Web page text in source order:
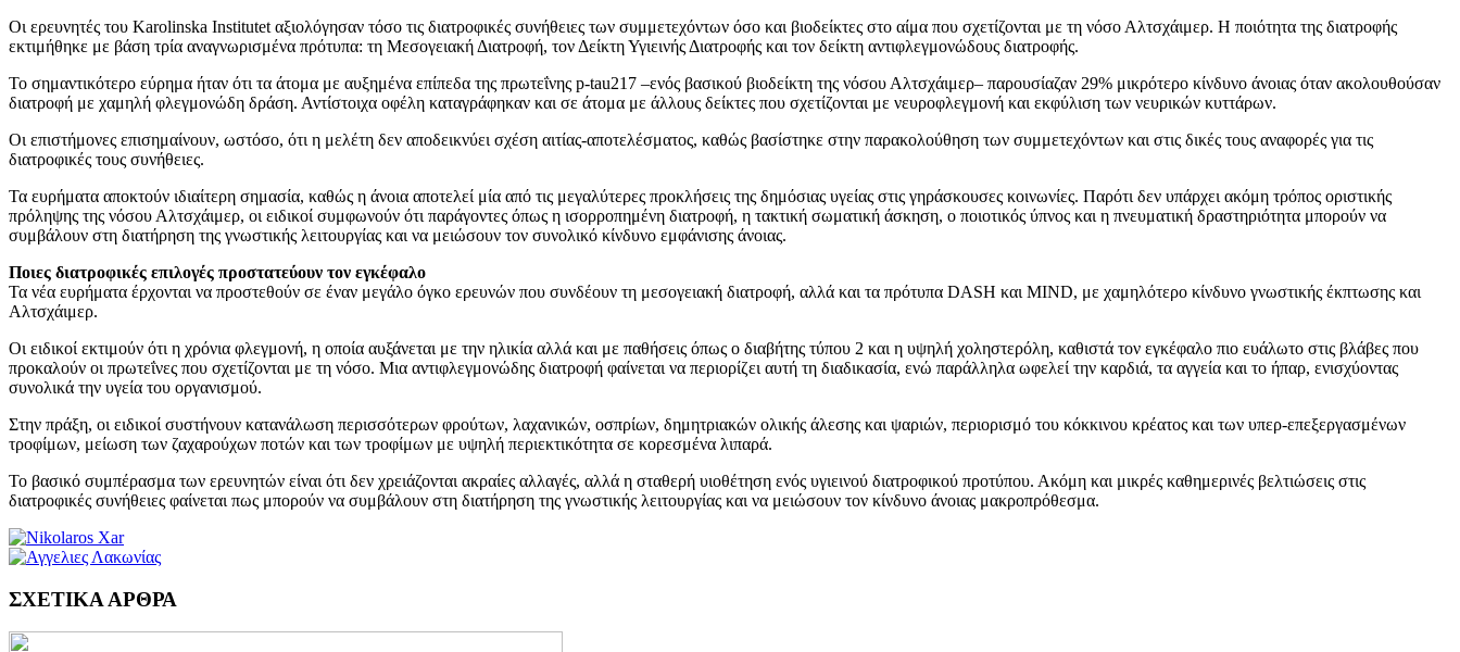
Οι ερευνητές του Karolinska Institutet αξιολόγησαν τόσο τις διατροφικές συνήθειες των συμμετεχόντων όσο και βιοδείκτες στο αίμα που σχετίζονται με τη νόσο Αλτσχάιμερ. Η ποιότητα της διατροφής
εκτιμήθηκε με βάση τρία αναγνωρισμένα πρότυπα: τη Μεσογειακή Διατροφή, τον Δείκτη Υγιεινής Διατροφής και τον δείκτη αντιφλεγμονώδους διατροφής.
Το σημαντικότερο εύρημα ήταν ότι τα άτομα με αυξημένα επίπεδα της πρωτεΐνης p-tau217 –ενός βασικού βιοδείκτη της νόσου Αλτσχάιμερ– παρουσίαζαν 29% μικρότερο κίνδυνο άνοιας όταν ακολουθούσαν
διατροφή με χαμηλή φλεγμονώδη δράση. Αντίστοιχα οφέλη καταγράφηκαν και σε άτομα με άλλους δείκτες που σχετίζονται με νευροφλεγμονή και εκφύλιση των νευρικών κυττάρων.
Οι επιστήμονες επισημαίνουν, ωστόσο, ότι η μελέτη δεν αποδεικνύει σχέση αιτίας-αποτελέσματος, καθώς βασίστηκε στην παρακολούθηση των συμμετεχόντων και στις δικές τους αναφορές για τις
διατροφικές τους συνήθειες.
Τα ευρήματα αποκτούν ιδιαίτερη σημασία, καθώς η άνοια αποτελεί μία από τις μεγαλύτερες προκλήσεις της δημόσιας υγείας στις γηράσκουσες κοινωνίες. Παρότι δεν υπάρχει ακόμη τρόπος οριστικής
πρόληψης της νόσου Αλτσχάιμερ, οι ειδικοί συμφωνούν ότι παράγοντες όπως η ισορροπημένη διατροφή, η τακτική σωματική άσκηση, ο ποιοτικός ύπνος και η πνευματική δραστηριότητα μπορούν να
συμβάλουν στη διατήρηση της γνωστικής λειτουργίας και να μειώσουν τον συνολικό κίνδυνο εμφάνισης άνοιας.
Ποιες διατροφικές επιλογές προστατεύουν τον εγκέφαλο
Τα νέα ευρήματα έρχονται να προστεθούν σε έναν μεγάλο όγκο ερευνών που συνδέουν τη μεσογειακή διατροφή, αλλά και τα πρότυπα DASH και MIND, με χαμηλότερο κίνδυνο γνωστικής έκπτωσης και
Αλτσχάιμερ.
Οι ειδικοί εκτιμούν ότι η χρόνια φλεγμονή, η οποία αυξάνεται με την ηλικία αλλά και με παθήσεις όπως ο διαβήτης τύπου 2 και η υψηλή χοληστερόλη, καθιστά τον εγκέφαλο πιο ευάλωτο στις βλάβες που
προκαλούν οι πρωτεΐνες που σχετίζονται με τη νόσο. Μια αντιφλεγμονώδης διατροφή φαίνεται να περιορίζει αυτή τη διαδικασία, ενώ παράλληλα ωφελεί την καρδιά, τα αγγεία και το ήπαρ, ενισχύοντας
συνολικά την υγεία του οργανισμού.
Στην πράξη, οι ειδικοί συστήνουν κατανάλωση περισσότερων φρούτων, λαχανικών, οσπρίων, δημητριακών ολικής άλεσης και ψαριών, περιορισμό του κόκκινου κρέατος και των υπερ-επεξεργασμένων
τροφίμων, μείωση των ζαχαρούχων ποτών και των τροφίμων με υψηλή περιεκτικότητα σε κορεσμένα λιπαρά.
Το βασικό συμπέρασμα των ερευνητών είναι ότι δεν χρειάζονται ακραίες αλλαγές, αλλά η σταθερή υιοθέτηση ενός υγιεινού διατροφικού προτύπου. Ακόμη και μικρές καθημερινές βελτιώσεις στις
διατροφικές συνήθειες φαίνεται πως μπορούν να συμβάλουν στη διατήρηση της γνωστικής λειτουργίας και να μειώσουν τον κίνδυνο άνοιας μακροπρόθεσμα.
ΣΧΕΤΙΚΑ ΑΡΘΡΑ